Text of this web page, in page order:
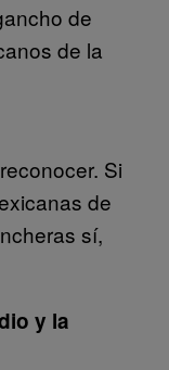
de
de la
Si
de
sí,
y la